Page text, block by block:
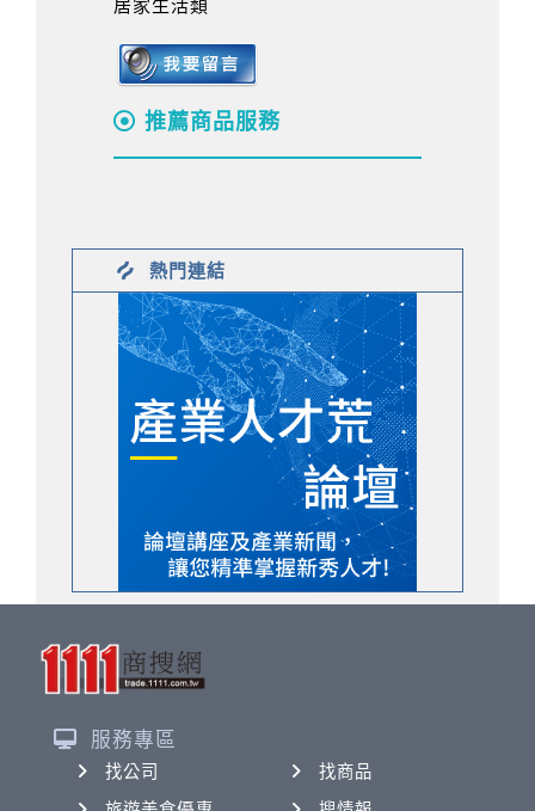
居家生活類
推薦商品服務
熱門連結
服務專區
找公司
找商品